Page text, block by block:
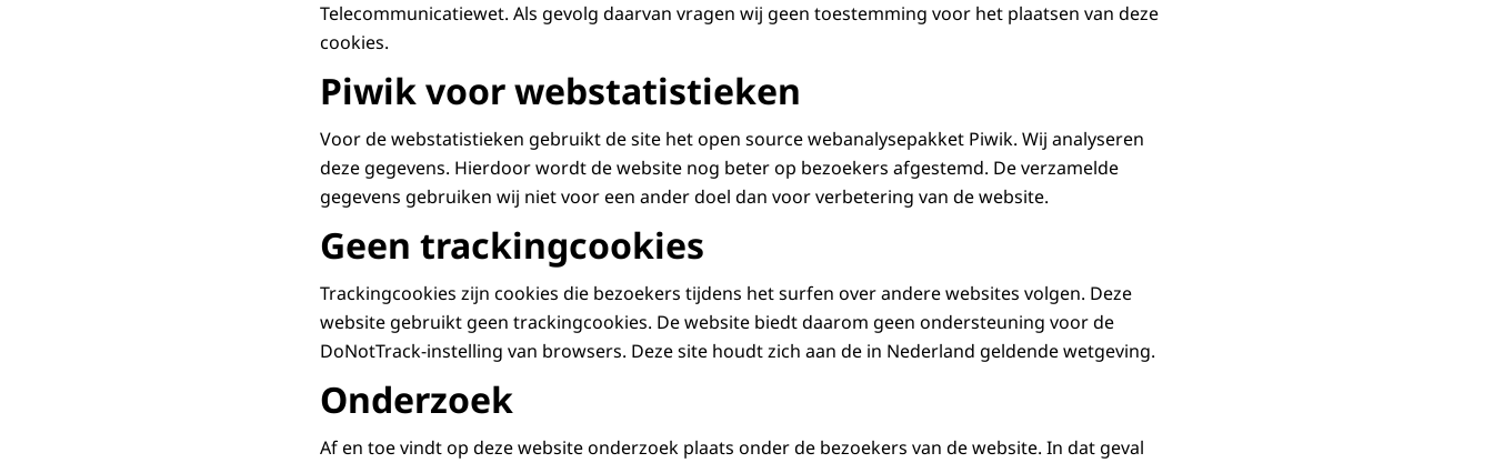
Telecommunicatiewet. Als gevolg daarvan vragen wij geen toestemming voor het plaatsen van deze
cookies.
Piwik voor webstatistieken
Voor de webstatistieken gebruikt de site het open source webanalysepakket Piwik. Wij analyseren
deze gegevens. Hierdoor wordt de website nog beter op bezoekers afgestemd. De verzamelde
gegevens gebruiken wij niet voor een ander doel dan voor verbetering van de website.
Geen trackingcookies
Trackingcookies zijn cookies die bezoekers tijdens het surfen over andere websites volgen. Deze
website gebruikt geen trackingcookies. De website biedt daarom geen ondersteuning voor de
DoNotTrack-instelling van browsers. Deze site houdt zich aan de in Nederland geldende wetgeving.
Onderzoek
Af en toe vindt op deze website onderzoek plaats onder de bezoekers van de website. In dat geval